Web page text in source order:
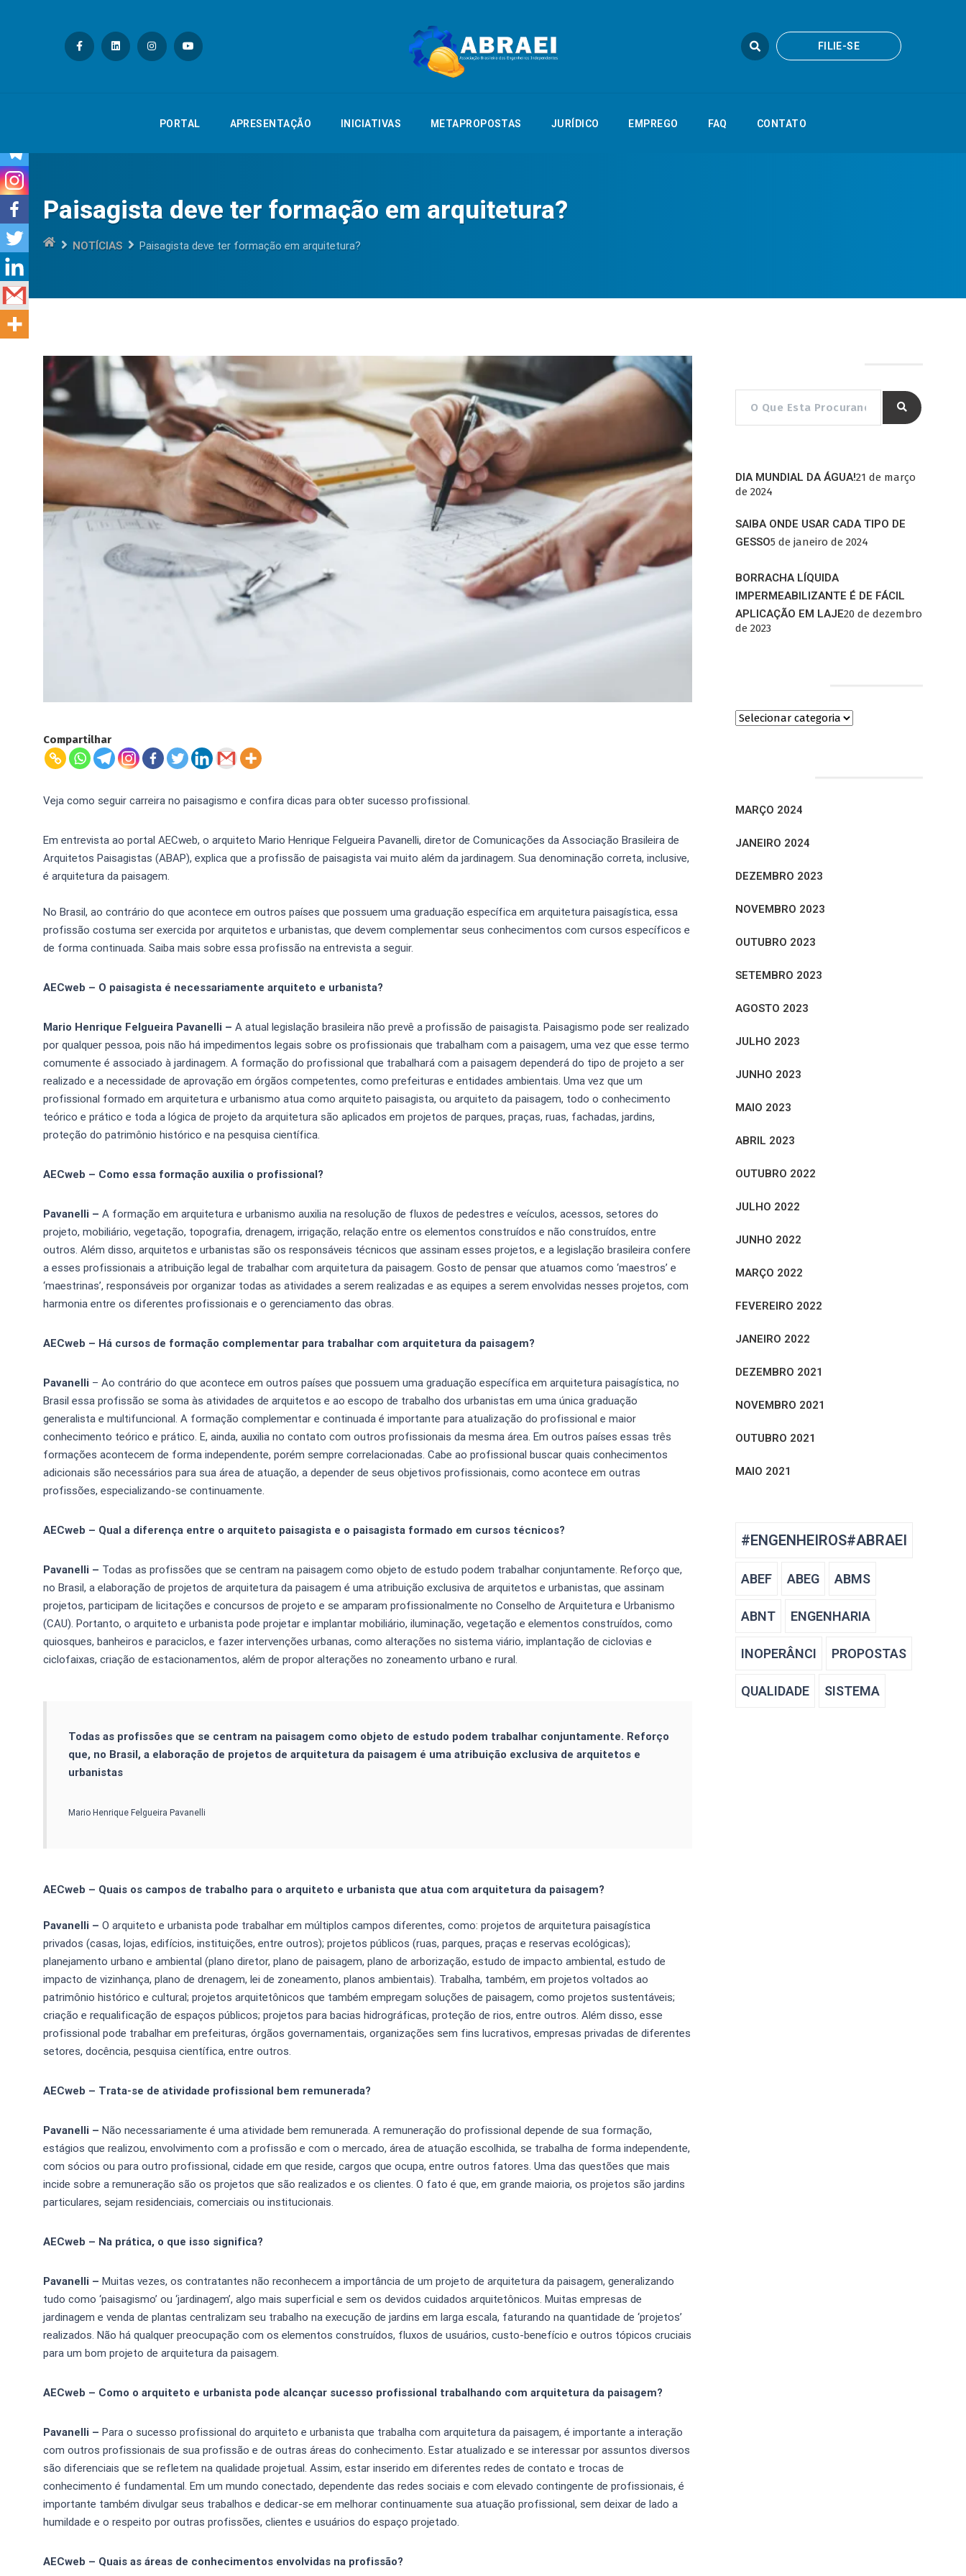
FILIE-SE
PORTAL APRESENTAÇÃO INICIATIVAS METAPROPOSTAS JURÍDICO EMPREGO FAQ CONTATO
APRESENTAÇÃO JURÍDICO
Paisagista deve ter formação em arquitetura?
NOTÍCIAS Paisagista deve ter formação em arquitetura?
Compartilhar
Veja como seguir carreira no paisagismo e confira dicas para obter sucesso profissional.
Em entrevista ao portal AECweb, o arquiteto Mario Henrique Felgueira Pavanelli, diretor de Comunicações da Associação Brasileira de
Arquitetos Paisagistas (ABAP), explica que a profissão de paisagista vai muito além da jardinagem. Sua denominação correta, inclusive,
é arquitetura da paisagem.
No Brasil, ao contrário do que acontece em outros países que possuem uma graduação específica em arquitetura paisagística, essa
profissão costuma ser exercida por arquitetos e urbanistas, que devem complementar seus conhecimentos com cursos específicos e
de forma continuada. Saiba mais sobre essa profissão na entrevista a seguir.
AECweb – O paisagista é necessariamente arquiteto e urbanista?
Mario Henrique Felgueira Pavanelli – A atual legislação brasileira não prevê a profissão de paisagista. Paisagismo pode ser realizado
por qualquer pessoa, pois não há impedimentos legais sobre os profissionais que trabalham com a paisagem, uma vez que esse termo
comumente é associado à jardinagem. A formação do profissional que trabalhará com a paisagem dependerá do tipo de projeto a ser
realizado e a necessidade de aprovação em órgãos competentes, como prefeituras e entidades ambientais. Uma vez que um
profissional formado em arquitetura e urbanismo atua como arquiteto paisagista, ou arquiteto da paisagem, todo o conhecimento
teórico e prático e toda a lógica de projeto da arquitetura são aplicados em projetos de parques, praças, ruas, fachadas, jardins,
proteção do patrimônio histórico e na pesquisa científica.
AECweb – Como essa formação auxilia o profissional?
Pavanelli – A formação em arquitetura e urbanismo auxilia na resolução de fluxos de pedestres e veículos, acessos, setores do
projeto, mobiliário, vegetação, topografia, drenagem, irrigação, relação entre os elementos construídos e não construídos, entre
outros. Além disso, arquitetos e urbanistas são os responsáveis técnicos que assinam esses projetos, e a legislação brasileira confere
a esses profissionais a atribuição legal de trabalhar com arquitetura da paisagem. Gosto de pensar que atuamos como ‘maestros’ e
‘maestrinas’, responsáveis por organizar todas as atividades a serem realizadas e as equipes a serem envolvidas nesses projetos, com
harmonia entre os diferentes profissionais e o gerenciamento das obras.
AECweb – Há cursos de formação complementar para trabalhar com arquitetura da paisagem?
Pavanelli – Ao contrário do que acontece em outros países que possuem uma graduação específica em arquitetura paisagística, no
Brasil essa profissão se soma às atividades de arquitetos e ao escopo de trabalho dos urbanistas em uma única graduação
generalista e multifuncional. A formação complementar e continuada é importante para atualização do profissional e maior
conhecimento teórico e prático. E, ainda, auxilia no contato com outros profissionais da mesma área. Em outros países essas três
formações acontecem de forma independente, porém sempre correlacionadas. Cabe ao profissional buscar quais conhecimentos
adicionais são necessários para sua área de atuação, a depender de seus objetivos profissionais, como acontece em outras
profissões, especializando-se continuamente.
AECweb – Qual a diferença entre o arquiteto paisagista e o paisagista formado em cursos técnicos?
Pavanelli – Todas as profissões que se centram na paisagem como objeto de estudo podem trabalhar conjuntamente. Reforço que,
no Brasil, a elaboração de projetos de arquitetura da paisagem é uma atribuição exclusiva de arquitetos e urbanistas, que assinam
projetos, participam de licitações e concursos de projeto e se amparam profissionalmente no Conselho de Arquitetura e Urbanismo
(CAU). Portanto, o arquiteto e urbanista pode projetar e implantar mobiliário, iluminação, vegetação e elementos construídos, como
quiosques, banheiros e paraciclos, e fazer intervenções urbanas, como alterações no sistema viário, implantação de ciclovias e
ciclofaixas, criação de estacionamentos, além de propor alterações no zoneamento urbano e rural.
Todas as profissões que se centram na paisagem como objeto de estudo podem trabalhar conjuntamente. Reforço
que, no Brasil, a elaboração de projetos de arquitetura da paisagem é uma atribuição exclusiva de arquitetos e
urbanistas
Mario Henrique Felgueira Pavanelli
AECweb – Quais os campos de trabalho para o arquiteto e urbanista que atua com arquitetura da paisagem?
Pavanelli – O arquiteto e urbanista pode trabalhar em múltiplos campos diferentes, como: projetos de arquitetura paisagística
privados (casas, lojas, edifícios, instituições, entre outros); projetos públicos (ruas, parques, praças e reservas ecológicas);
planejamento urbano e ambiental (plano diretor, plano de paisagem, plano de arborização, estudo de impacto ambiental, estudo de
impacto de vizinhança, plano de drenagem, lei de zoneamento, planos ambientais). Trabalha, também, em projetos voltados ao
patrimônio histórico e cultural; projetos arquitetônicos que também empregam soluções de paisagem, como projetos sustentáveis;
criação e requalificação de espaços públicos; projetos para bacias hidrográficas, proteção de rios, entre outros. Além disso, esse
profissional pode trabalhar em prefeituras, órgãos governamentais, organizações sem fins lucrativos, empresas privadas de diferentes
setores, docência, pesquisa científica, entre outros.
AECweb – Trata-se de atividade profissional bem remunerada?
Pavanelli – Não necessariamente é uma atividade bem remunerada. A remuneração do profissional depende de sua formação,
estágios que realizou, envolvimento com a profissão e com o mercado, área de atuação escolhida, se trabalha de forma independente,
com sócios ou para outro profissional, cidade em que reside, cargos que ocupa, entre outros fatores. Uma das questões que mais
incide sobre a remuneração são os projetos que são realizados e os clientes. O fato é que, em grande maioria, os projetos são jardins
particulares, sejam residenciais, comerciais ou institucionais.
AECweb – Na prática, o que isso significa?
Pavanelli – Muitas vezes, os contratantes não reconhecem a importância de um projeto de arquitetura da paisagem, generalizando
tudo como ‘paisagismo’ ou ‘jardinagem’, algo mais superficial e sem os devidos cuidados arquitetônicos. Muitas empresas de
jardinagem e venda de plantas centralizam seu trabalho na execução de jardins em larga escala, faturando na quantidade de ‘projetos’
realizados. Não há qualquer preocupação com os elementos construídos, fluxos de usuários, custo-benefício e outros tópicos cruciais
para um bom projeto de arquitetura da paisagem.
AECweb – Como o arquiteto e urbanista pode alcançar sucesso profissional trabalhando com arquitetura da paisagem?
Pavanelli – Para o sucesso profissional do arquiteto e urbanista que trabalha com arquitetura da paisagem, é importante a interação
com outros profissionais de sua profissão e de outras áreas do conhecimento. Estar atualizado e se interessar por assuntos diversos
são diferenciais que se refletem na qualidade projetual. Assim, estar inserido em diferentes redes de contato e trocas de
conhecimento é fundamental. Em um mundo conectado, dependente das redes sociais e com elevado contingente de profissionais, é
importante também divulgar seus trabalhos e dedicar-se em melhorar continuamente sua atuação profissional, sem deixar de lado a
humildade e o respeito por outras profissões, clientes e usuários do espaço projetado.
AECweb – Quais as áreas de conhecimentos envolvidas na profissão?
DIA MUNDIAL DA ÁGUA!21 de março
de 2024
SAIBA ONDE USAR CADA TIPO DE
GESSO5 de janeiro de 2024
BORRACHA LÍQUIDA
IMPERMEABILIZANTE É DE FÁCIL
APLICAÇÃO EM LAJE20 de dezembro
de 2023
MARÇO 2024
JANEIRO 2024
DEZEMBRO 2023
NOVEMBRO 2023
OUTUBRO 2023
SETEMBRO 2023
AGOSTO 2023
JULHO 2023
JUNHO 2023
MAIO 2023
ABRIL 2023
OUTUBRO 2022
JULHO 2022
JUNHO 2022
MARÇO 2022
FEVEREIRO 2022
JANEIRO 2022
DEZEMBRO 2021
NOVEMBRO 2021
OUTUBRO 2021
MAIO 2021
#ENGENHEIROS#ABRAEI
ABEF ABEG ABMS
ABNT ENGENHARIA
INOPERÂNCI PROPOSTAS
QUALIDADE SISTEMA